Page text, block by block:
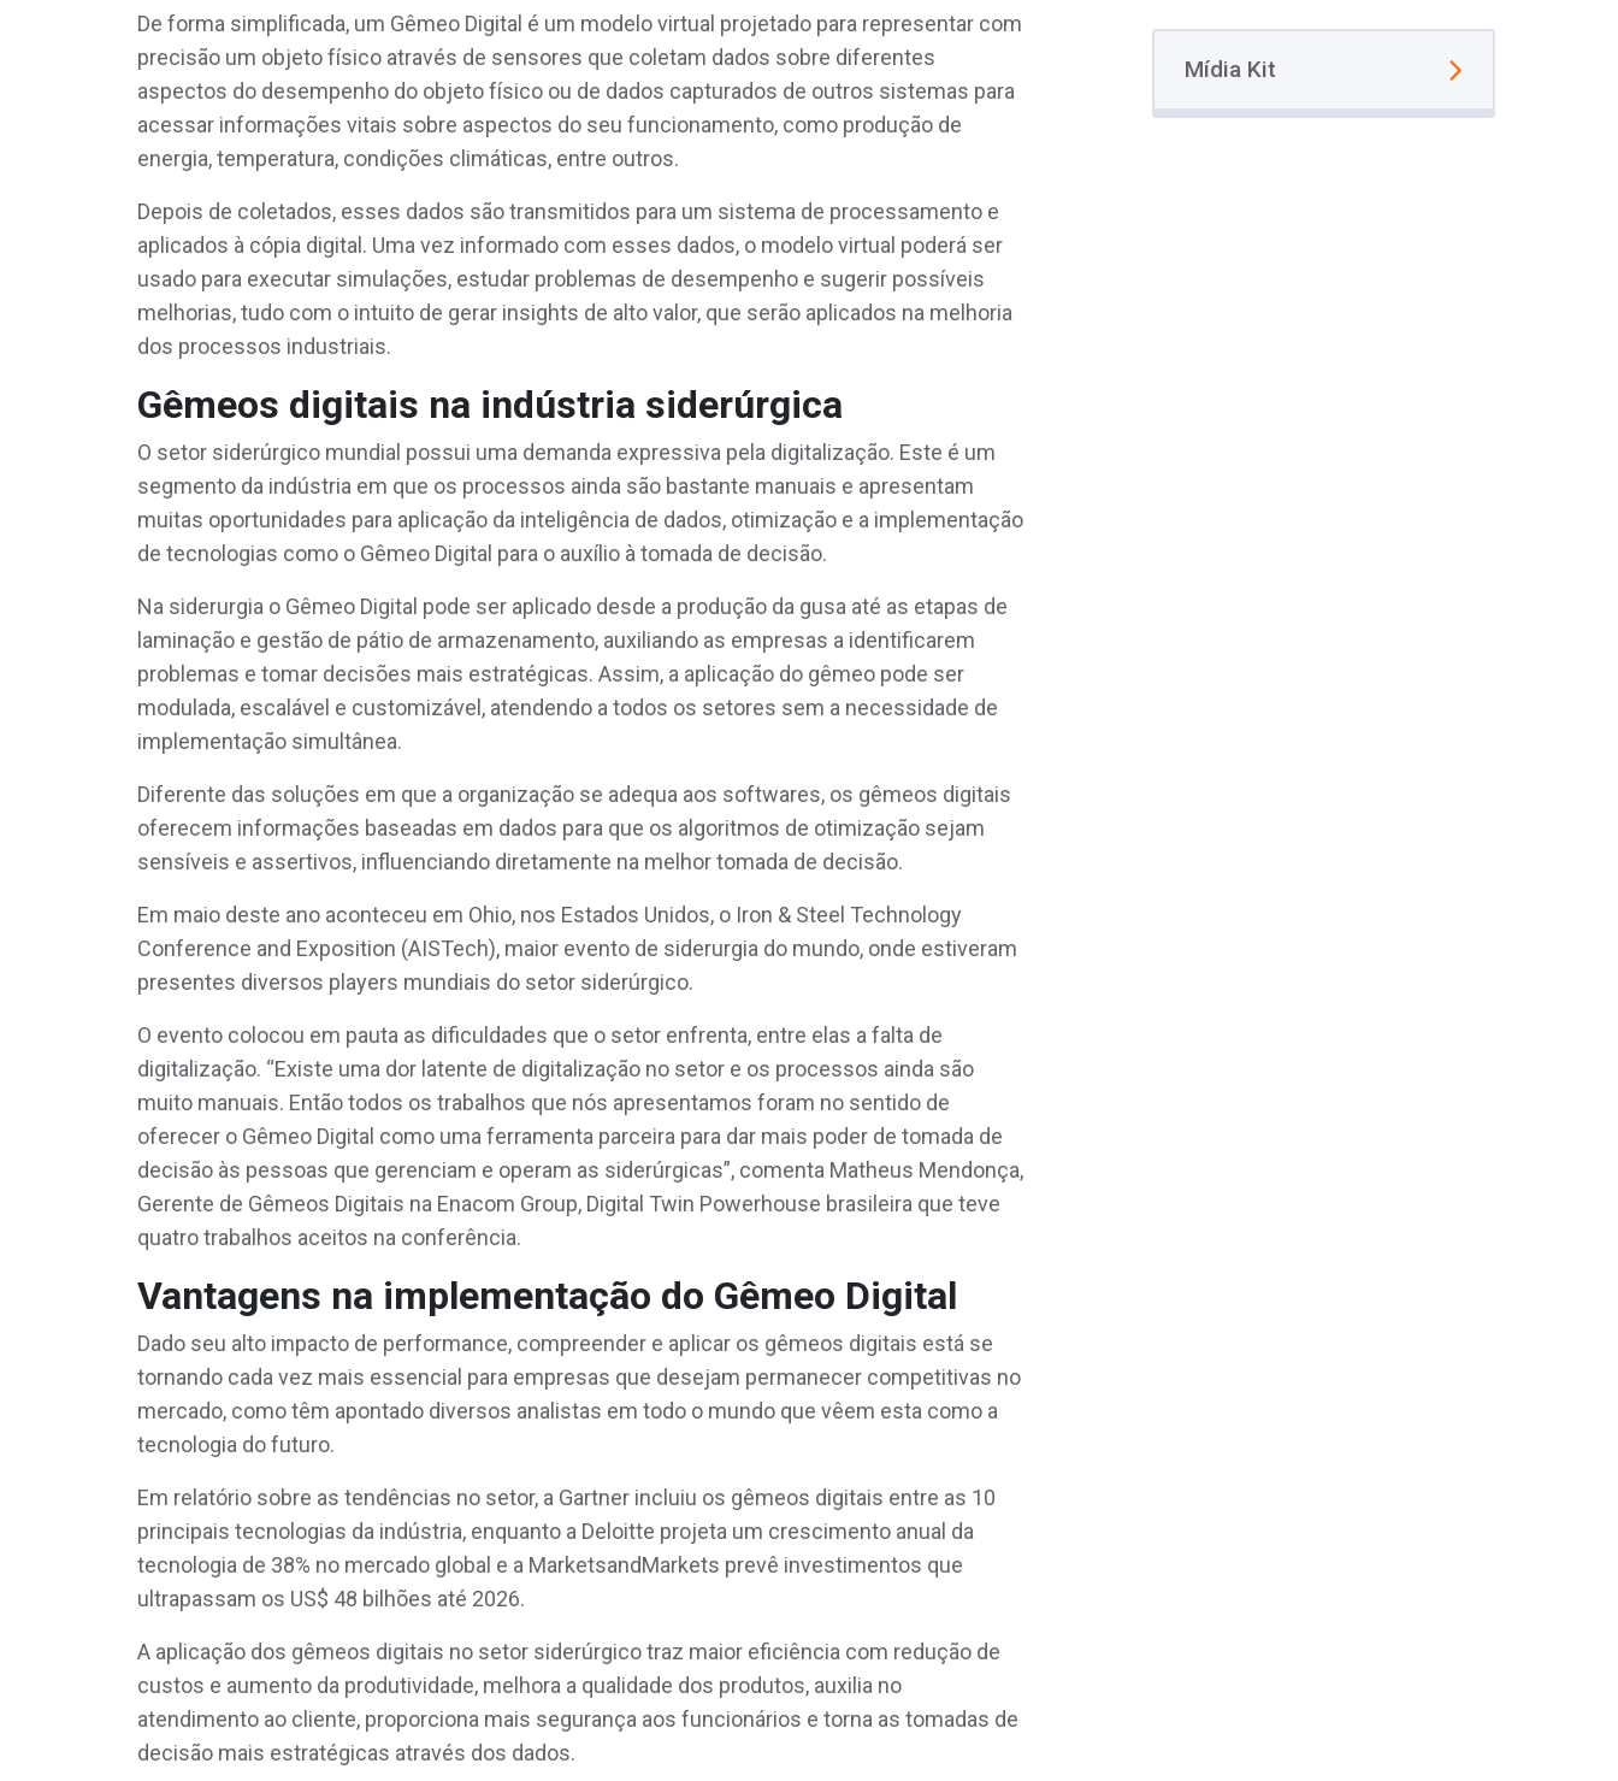
De forma simplificada, um Gêmeo Digital é um modelo virtual projetado para representar com
precisão um objeto físico através de sensores que coletam dados sobre diferentes
aspectos do desempenho do objeto físico ou de dados capturados de outros sistemas para
acessar informações vitais sobre aspectos do seu funcionamento, como produção de
energia, temperatura, condições climáticas, entre outros.
Depois de coletados, esses dados são transmitidos para um sistema de processamento e
aplicados à cópia digital. Uma vez informado com esses dados, o modelo virtual poderá ser
usado para executar simulações, estudar problemas de desempenho e sugerir possíveis
melhorias, tudo com o intuito de gerar insights de alto valor, que serão aplicados na melhoria
dos processos industriais.
Gêmeos digitais na indústria siderúrgica
O setor siderúrgico mundial possui uma demanda expressiva pela digitalização. Este é um
segmento da indústria em que os processos ainda são bastante manuais e apresentam
muitas oportunidades para aplicação da inteligência de dados, otimização e a implementação
de tecnologias como o Gêmeo Digital para o auxílio à tomada de decisão.
Na siderurgia o Gêmeo Digital pode ser aplicado desde a produção da gusa até as etapas de
laminação e gestão de pátio de armazenamento, auxiliando as empresas a identificarem
problemas e tomar decisões mais estratégicas. Assim, a aplicação do gêmeo pode ser
modulada, escalável e customizável, atendendo a todos os setores sem a necessidade de
implementação simultânea.
Diferente das soluções em que a organização se adequa aos softwares, os gêmeos digitais
oferecem informações baseadas em dados para que os algoritmos de otimização sejam
sensíveis e assertivos, influenciando diretamente na melhor tomada de decisão.
Em maio deste ano aconteceu em Ohio, nos Estados Unidos, o Iron & Steel Technology
Conference and Exposition (AISTech), maior evento de siderurgia do mundo, onde estiveram
presentes diversos players mundiais do setor siderúrgico.
O evento colocou em pauta as dificuldades que o setor enfrenta, entre elas a falta de
digitalização. “Existe uma dor latente de digitalização no setor e os processos ainda são
muito manuais. Então todos os trabalhos que nós apresentamos foram no sentido de
oferecer o Gêmeo Digital como uma ferramenta parceira para dar mais poder de tomada de
decisão às pessoas que gerenciam e operam as siderúrgicas”, comenta Matheus Mendonça,
Gerente de Gêmeos Digitais na Enacom Group, Digital Twin Powerhouse brasileira que teve
quatro trabalhos aceitos na conferência.
Vantagens na implementação do Gêmeo Digital
Dado seu alto impacto de performance, compreender e aplicar os gêmeos digitais está se
tornando cada vez mais essencial para empresas que desejam permanecer competitivas no
mercado, como têm apontado diversos analistas em todo o mundo que vêem esta como a
tecnologia do futuro.
Em relatório sobre as tendências no setor, a Gartner incluiu os gêmeos digitais entre as 10
principais tecnologias da indústria, enquanto a Deloitte projeta um crescimento anual da
tecnologia de 38% no mercado global e a MarketsandMarkets prevê investimentos que
ultrapassam os US$ 48 bilhões até 2026.
A aplicação dos gêmeos digitais no setor siderúrgico traz maior eficiência com redução de
custos e aumento da produtividade, melhora a qualidade dos produtos, auxilia no
atendimento ao cliente, proporciona mais segurança aos funcionários e torna as tomadas de
decisão mais estratégicas através dos dados.
Mídia Kit